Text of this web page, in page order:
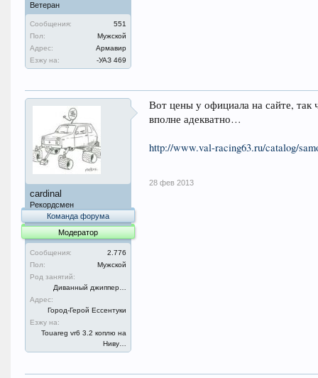
Ветеран
Сообщения:
551
Пол:
Мужской
Адрес:
Армавир
Езжу на:
-УАЗ 469
cardinal
Рекордсмен
Команда форума
Модератор
Сообщения:
2.776
Пол:
Мужской
Род занятий:
Диванный джиппер…
Адрес:
Город-Герой Ессентуки
Езжу на:
Touareg vr6 3.2 коплю на
Ниву…
Вот цены у официала на сайте, так
вполне адекватно…
http://www.val-racing63.ru/catalog/
28 фев 2013